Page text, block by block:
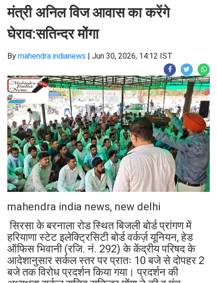
मंत्री अनिल विज आवास का करेंगे
घेराव:सतिन्दर मोंगा
By mahendra indianews | Jun 30, 2026, 14:12 IST
mahendra india news, new delhi
सिरसा के बरनाला रोड स्थित बिजली बोर्ड प्रांगण में
हरियाणा स्टेट इलेक्ट्रिसिटी बोर्ड वर्कर्ज़ यूनियन, हेड
ऑफिस भिवानी (रजि. नं. 292) के केंद्रीय परिषद के
आदेशानुसार सर्कल स्तर पर प्रातः 10 बजे से दोपहर 2
बजे तक विरोध प्रदर्शन किया गया। प्रदर्शन की